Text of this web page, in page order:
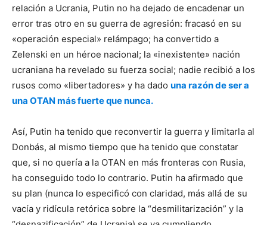
relación a Ucrania, Putin no ha dejado de encadenar un
error tras otro en su guerra de agresión: fracasó en su
«operación especial» relámpago; ha convertido a
Zelenski en un héroe nacional; la «inexistente» nación
ucraniana ha revelado su fuerza social; nadie recibió a los
rusos como «libertadores» y ha dado una razón de ser a
una OTAN más fuerte que nunca.
Así, Putin ha tenido que reconvertir la guerra y limitarla al
Donbás, al mismo tiempo que ha tenido que constatar
que, si no quería a la OTAN en más fronteras con Rusia,
ha conseguido todo lo contrario. Putin ha afirmado que
su plan (nunca lo especificó con claridad, más allá de su
vacía y ridícula retórica sobre la “desmilitarización” y la